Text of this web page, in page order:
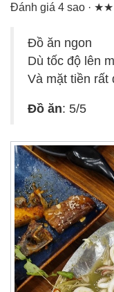
Đánh giá 4 sao ·
Đồ ăn ngon
Dù tốc độ lên
Và mặt tiền rất
Đồ ăn: 5/5